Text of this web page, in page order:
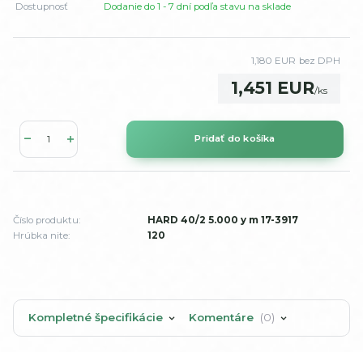
Dostupnosť Dodanie do 1 - 7 dní podľa stavu na sklade
1,451 EUR/ks
1,180 EUR bez DPH
Pridať do košíka
Číslo produktu:
HARD 40/2 5.000 y m 17-3917
Hrúbka nite:
120
Kompletné špecifikácie Komentáre 0